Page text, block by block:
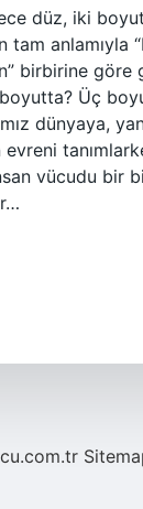
düz, iki
tam anlamıyla
birbirine göre
Üç
dünyaya,
evreni
vücudu bir